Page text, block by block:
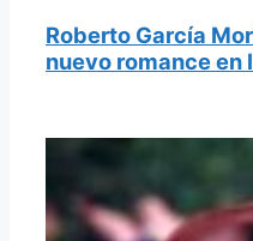
Roberto García
nuevo romance en